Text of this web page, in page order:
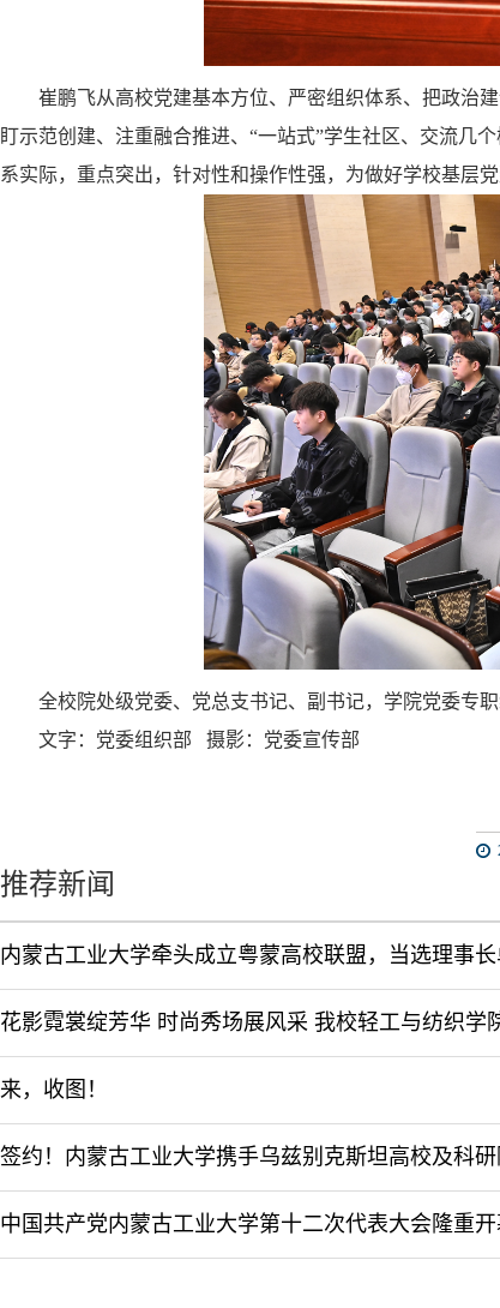
崔鹏飞从高校党建基本方位、严密组织体系、把政治
盯示范创建、注重融合推进、 “一站式”学生社区、交流几
系实际，重点突出，针对性和操作性强，为做好学校基层党
全校院处级党委、党总支书记、副书记，学院党委专
文字： 党委组织部 摄影：党委宣传部
推荐新闻
内蒙古工业大学牵头成立粤蒙高校联盟，当选理事
来，收图！
中国共产党内蒙古工业大学第十二次代表大会隆重